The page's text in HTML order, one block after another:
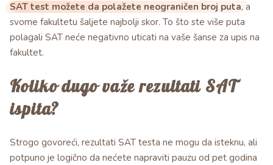
SAT test možete da polažete neograničen broj puta, a
svome fakultetu šaljete najbolji skor. To što ste više puta
polagali SAT neće negativno uticati na vaše šanse za upis na
fakultet.
Koliko dugo važe rezultati SAT
ispita?
Strogo govoreći, rezultati SAT testa ne mogu da isteknu, ali
potpuno je logično da nećete napraviti pauzu od pet godina